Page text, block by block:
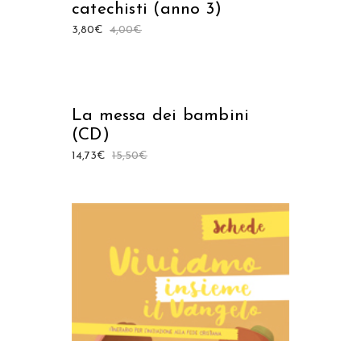
catechisti (anno 3)
4,00€
3,80€
AGGIUNGI AL CARRELLO
La messa dei bambini
(CD)
15,50€
14,73€